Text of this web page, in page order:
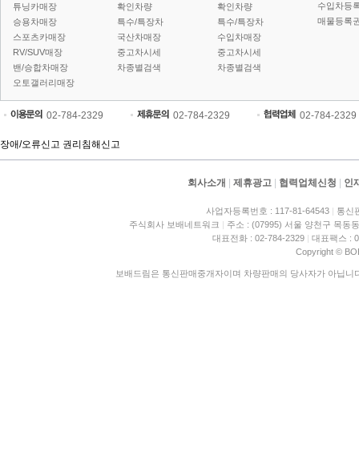
튜닝카매장
승용차매장
스포츠카매장
RV/SUV매장
밴/승합차매장
오토갤러리매장
확인차량
특수/특장차
국산차매장
중고차시세
차종별검색
확인차량
특수/특장차
수입차매장
중고차시세
차종별검색
수입차등
매물등록
02-784-2329 02-784-2329 02-784-2329
장애/오류신고 권리침해신고
회사소개 제휴광고 협력업체신청 인
사업자등록번호 : 117-81-64543 | 통신
주식회사 보배네트워크 | 주소 : (07995) 서울 양천구 목동
대표전화 : 02-784-2329 | 대표팩스 :
Copyright ©
보배드림은 통신판매중개자이며 차량판매의 당사자가 아닙